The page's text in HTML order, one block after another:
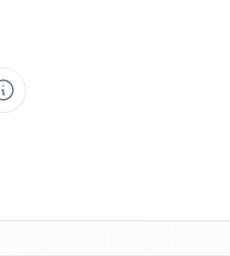
Tipp a grafikon